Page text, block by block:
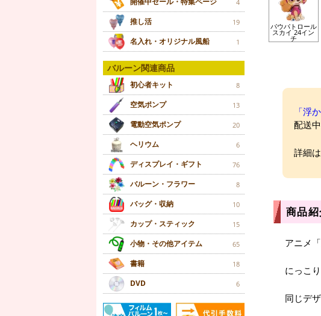
4
推し活 19
名入れ・オリジナル風船 1
バルーン関連商品
初心者キット 8
空気ポンプ 13
電動空気ポンプ 20
ヘリウム 6
ディスプレイ・ギフト 76
バルーン・フラワー 8
バッグ・収納 10
カップ・スティック 15
小物・その他アイテム 65
書籍 18
DVD 6
パウパトロール
スカイ 24イン
チ
「浮
配送
詳細は
商品
アニメ
にっこ
同じデ